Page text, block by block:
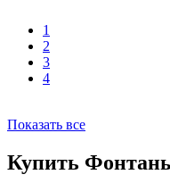
1
2
3
4
Показать все
Купить